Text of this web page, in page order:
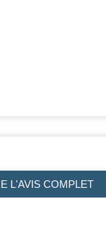
L'AVIS COMPLET